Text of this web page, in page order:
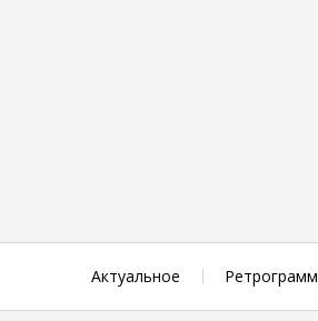
Актуальное Ретрограмм